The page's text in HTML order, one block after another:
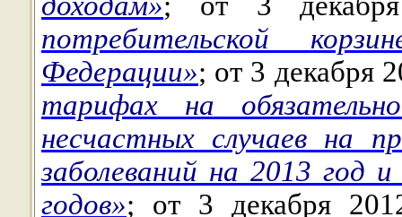
потребительской
Федерации»; от 3 декабря
тарифах на
несчастных случаев на
заболеваний на 2013 год
годов»; от 3 декабря